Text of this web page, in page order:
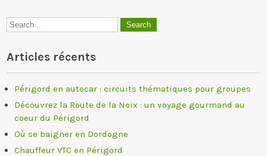
Articles récents
Périgord en autocar : circuits thématiques pour groupes
Découvrez la Route de la Noix : un voyage gourmand au
coeur du Périgord
Où se baigner en Dordogne
Chauffeur VTC en Périgord